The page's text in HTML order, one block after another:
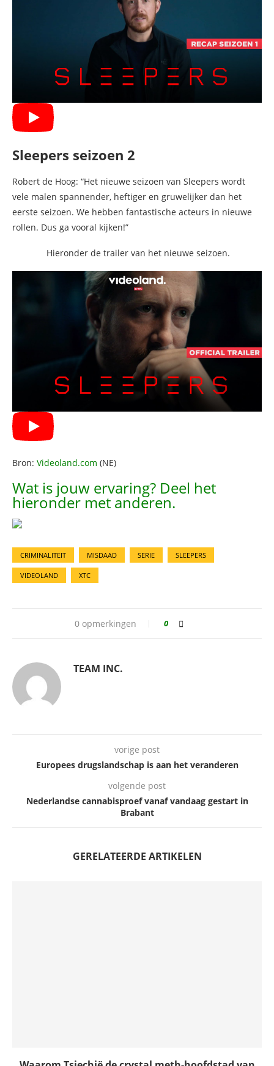
Sleepers seizoen 2
Robert de Hoog: “Het nieuwe seizoen van Sleepers wordt
vele malen spannender, heftiger en gruwelijker dan het
eerste seizoen. We hebben fantastische acteurs in nieuwe
rollen. Dus ga vooral kijken!”
Hieronder de trailer van het nieuwe seizoen.
Bron: Videoland.com (NE)
Wat is jouw ervaring? Deel het
hieronder met anderen.
CRIMINALITEIT MISDAAD SERIE SLEEPERS
VIDEOLAND XTC
0 opmerkingen 0
TEAM INC.
vorige post
Europees drugslandschap is aan het veranderen
volgende post
Nederlandse cannabisproef vanaf vandaag gestart in
Brabant
GERELATEERDE ARTIKELEN